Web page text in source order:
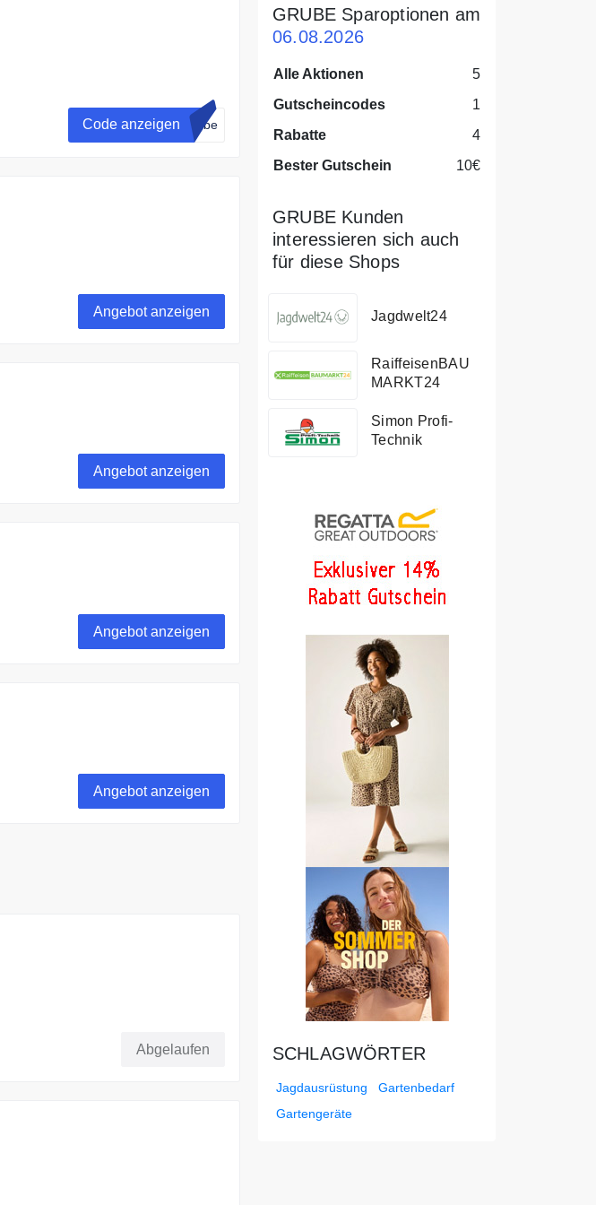
Code anzeigen rube
Angebot anzeigen
Angebot anzeigen
Angebot anzeigen
Angebot anzeigen
Abgelaufen
GRUBE Sparoptionen am
06.08.2026
Alle Aktionen
5
Gutscheincodes
1
Rabatte
4
Bester Gutschein
10€
GRUBE Kunden
interessieren sich auch
für diese Shops
Jagdwelt24
RaiffeisenBAU
MARKT24
Simon Profi-
Technik
SCHLAGWÖRTER
Jagdausrüstung
Gartenbedarf
Gartengeräte